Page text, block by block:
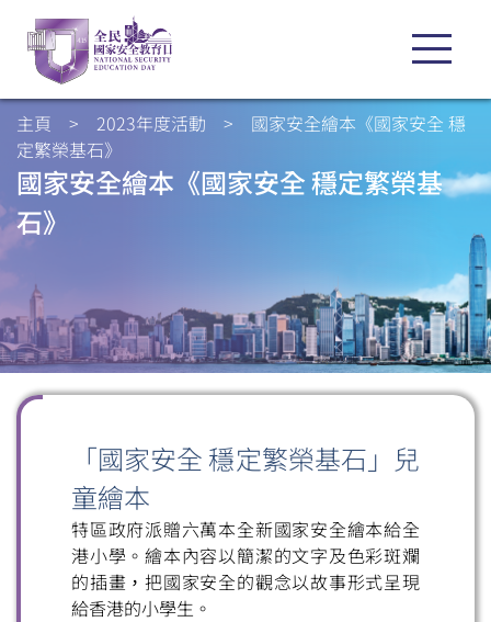
主頁 > 2023年度活動 > 國家安全繪本《國家安全 穩
定繁榮基石》
國家安全繪本《國家安全 穩定繁榮基
石》
「國家安全 穩定繁榮基石」兒
童繪本
特區政府派贈六萬本全新國家安全繪本給全
港小學。繪本內容以簡潔的文字及色彩斑斕
的插畫，把國家安全的觀念以故事形式呈現
給香港的小學生。